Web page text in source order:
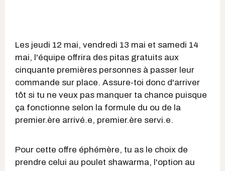
Les jeudi 12 mai, vendredi 13 mai et samedi 14
mai, l'équipe offrira des pitas gratuits aux
cinquante premières personnes à passer leur
commande sur place. Assure-toi donc d'arriver
tôt si tu ne veux pas manquer ta chance puisque
ça fonctionne selon la formule du ou de la
premier.ère arrivé.e, premier.ère servi.e.
Pour cette offre éphémère, tu as le choix de
prendre celui au poulet shawarma, l'option au